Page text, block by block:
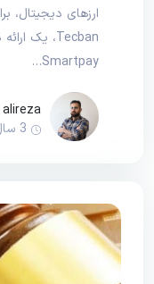
ارزهای دیجیتال،
Smartpay…
alireza
3 سال پیش